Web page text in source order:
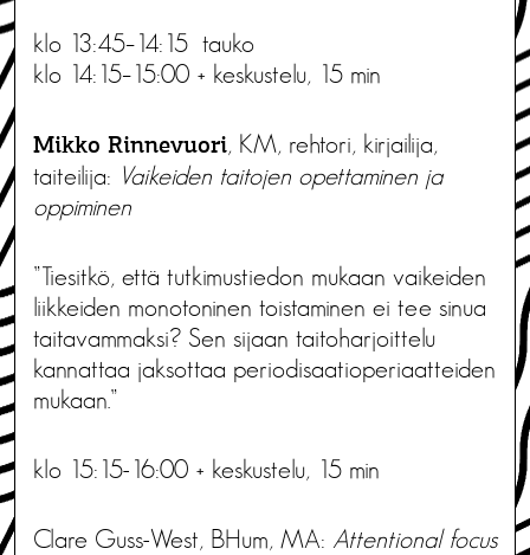
klo 13:45–14:15 tauko
klo 14:15–15:00 + keskustelu, 15 min
Mikko Rinnevuori, KM, rehtori, kirjailija,
taiteilija: Vaikeiden taitojen opettaminen ja
oppiminen
”Tiesitkö, että tutkimustiedon mukaan vaikeiden
liikkeiden monotoninen toistaminen ei tee sinua
taitavammaksi? Sen sijaan taitoharjoittelu
kannattaa jaksottaa periodisaatioperiaatteiden
mukaan.”
klo 15:15-16:00 + keskustelu, 15 min
Clare Guss-West, BHum, MA: Attentional focus